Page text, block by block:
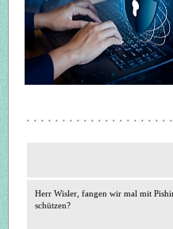
Herr Wisler, fangen wir mal mit
schützen?